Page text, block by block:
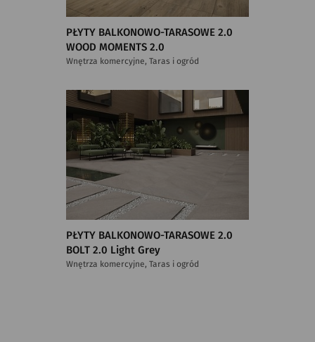
PŁYTY BALKONOWO-TARASOWE 2.0
WOOD MOMENTS 2.0
Wnętrza komercyjne, Taras i ogród
PŁYTY BALKONOWO-TARASOWE 2.0
BOLT 2.0 Light Grey
Wnętrza komercyjne, Taras i ogród